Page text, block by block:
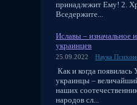
принадлежит Ему! 2.
Вседержите...
Иславы – изначальное
украинцев
25.09.2022 Наука
Как и когда появилась
украинцы –
наших
народов сл...